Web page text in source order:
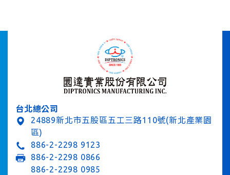
台北總公司
24889新北市五股區五工三路110號(新北產業園
區)
886-2-2298 9123
886-2-2298 0866
886-2-2298 0985